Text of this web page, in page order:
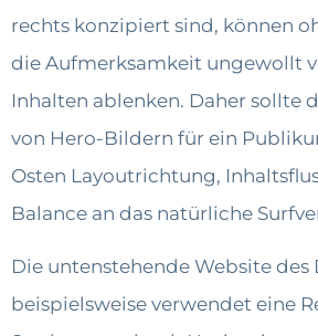
rechts konzipiert sind, können
die Aufmerksamkeit ungewollt
Inhalten ablenken. Daher sollte
von Hero-Bildern für ein
Osten Layoutrichtung,
Balance an das natürliche
Die untenstehende Website des
beispielsweise verwendet eine